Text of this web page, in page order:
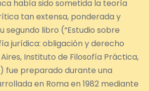
había sido sometida la teoría
tan extensa, ponderada y
segundo libro (“Estudio sobre
jurídica: obligación y derecho
Aires, Instituto de Filosofía Práctica,
fue preparado durante una
en Roma en 1982 mediante